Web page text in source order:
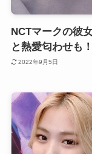
NCTマークの彼
と熱愛匂わせも！
2022年9月5日